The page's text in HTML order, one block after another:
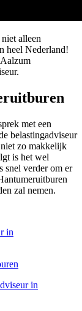
alleen
heel Nederland!
met een
belastingadviseur
niet zo makkelijk
is het wel
snel verder om er
zal nemen.
in
in